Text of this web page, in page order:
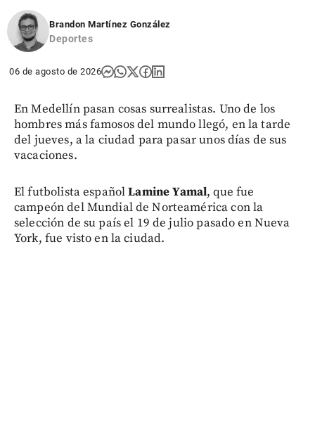
Brandon Martínez González
Deportes
06 de agosto de 2026
En Medellín pasan cosas surrealistas. Uno de los
hombres más famosos del mundo llegó, en la tarde
del jueves, a la ciudad para pasar unos días de sus
vacaciones.
El futbolista españolLamine Yamal, que fue
campeón del Mundial de Norteamérica con la
selección de su país el 19 de julio pasado en Nueva
York, fue visto en la ciudad.